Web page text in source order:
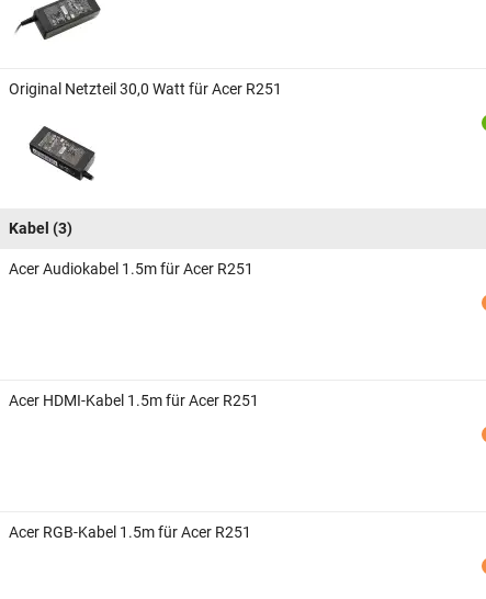
Original Netzteil 30,0 Watt für Acer R251
Kabel (3)
Acer Audiokabel 1.5m für Acer R251
Acer HDMI-Kabel 1.5m für Acer R251
Acer RGB-Kabel 1.5m für Acer R251